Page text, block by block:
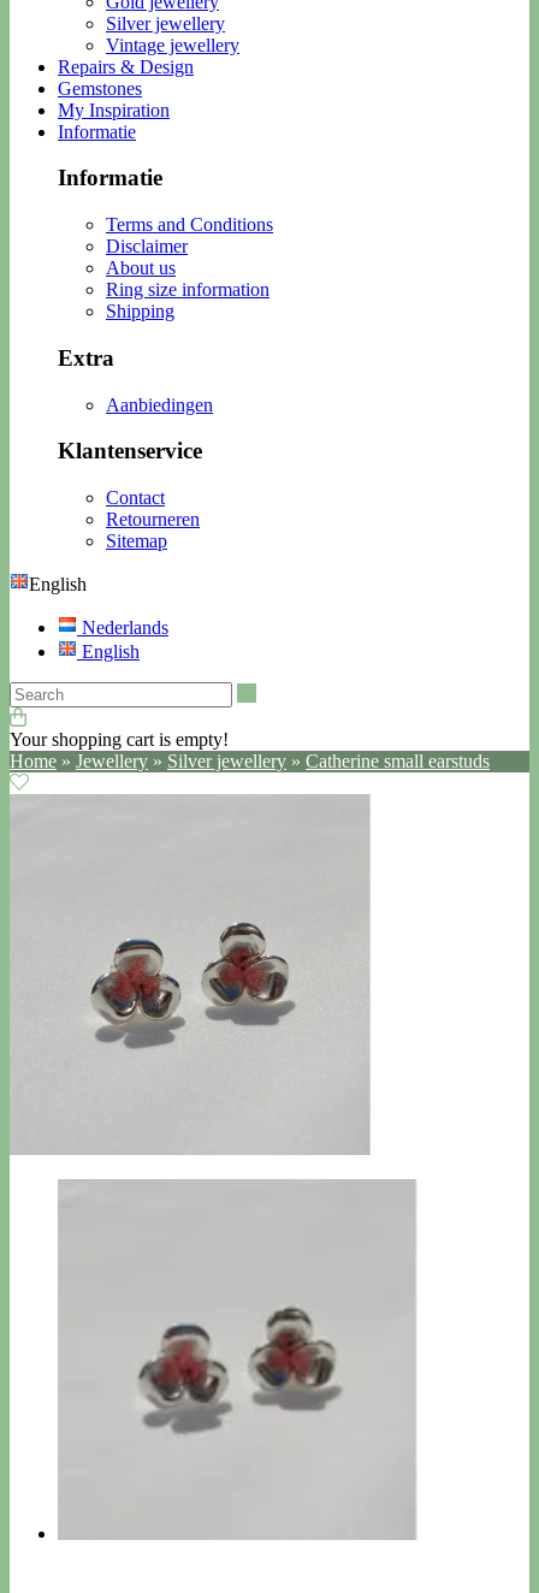
Silver jewellery
Vintage jewellery
Repairs & Design
Gemstones
My Inspiration
Informatie
Informatie
Terms and Conditions
Disclaimer
About us
Ring size information
Shipping
Extra
Aanbiedingen
Klantenservice
Contact
Retourneren
Sitemap
English
Nederlands
English
Your shopping cart is empty!
Home » Jewellery » Silver jewellery » Catherine small earstuds